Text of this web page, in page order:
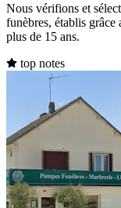
Nous vérifions et
funèbres, établis grâce
plus de 15 ans.
top notes